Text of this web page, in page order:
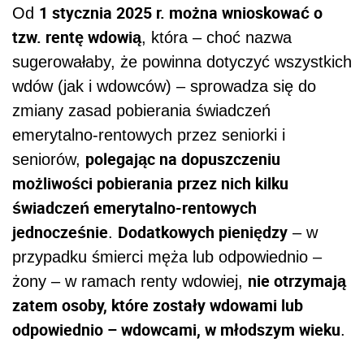
Od 1 stycznia 2025 r. można wnioskować o
tzw. rentę wdowią, która – choć nazwa
sugerowałaby, że powinna dotyczyć wszystkich
wdów (jak i wdowców) – sprowadza się do
zmiany zasad pobierania świadczeń
emerytalno-rentowych przez seniorki i
seniorów, polegając na dopuszczeniu
możliwości pobierania przez nich kilku
świadczeń emerytalno-rentowych
jednocześnie. Dodatkowych pieniędzy – w
przypadku śmierci męża lub odpowiednio –
żony – w ramach renty wdowiej, nie otrzymają
zatem osoby, które zostały wdowami lub
odpowiednio – wdowcami, w młodszym wieku.